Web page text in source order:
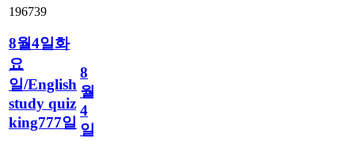
196739
8월4일화
요
일/English
study quiz
king777일
8
월
4
일